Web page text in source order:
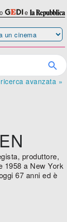
e
avanzata »
produttore,
1958 a New York
67 anni ed è